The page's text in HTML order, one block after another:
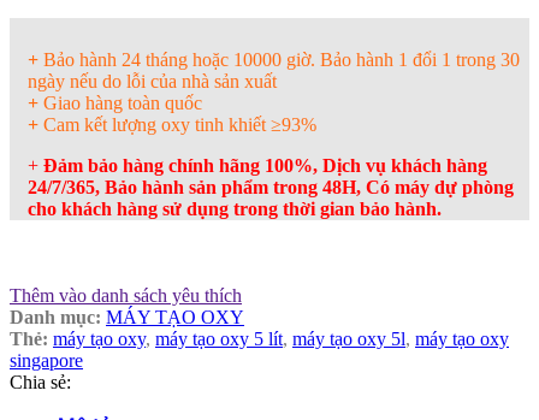
+ Bảo hành 24 tháng hoặc 10000 giờ. Bảo hành 1 đổi 1 trong 30
ngày nếu do lỗi của nhà sản xuất
+ Giao hàng toàn quốc
+ Cam kết lượng oxy tinh khiết ≥93%
+ Đảm bảo hàng chính hãng 100%, Dịch vụ khách hàng
24/7/365, Bảo hành sản phẩm trong 48H, Có máy dự phòng
cho khách hàng sử dụng trong thời gian bảo hành.
Thêm vào danh sách yêu thích
Danh mục: MÁY TẠO OXY
Thẻ: máy tạo oxy, máy tạo oxy 5 lít, máy tạo oxy 5l, máy tạo oxy
singapore
Chia sẻ: